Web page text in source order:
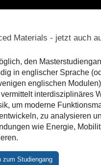
erfolgreich
steigern
Materials - jetzt auch
den
in englischer Sprache
englischen
interdisziplinäres
um moderne
zu analysieren
wie Energie,
zum Studiengang